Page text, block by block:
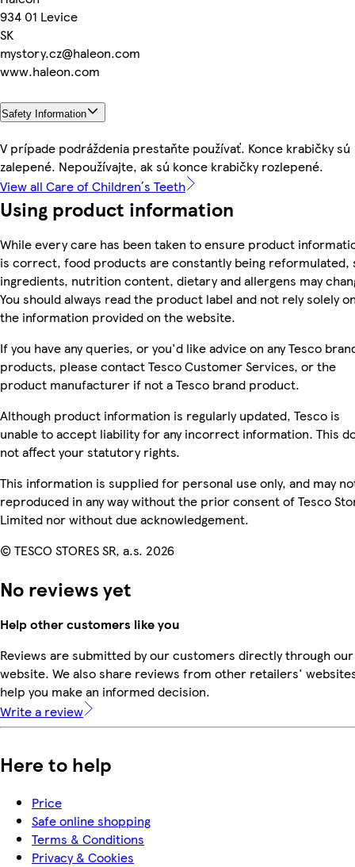
934 01 Levice
SK
mystory.cz@haleon.com
www.haleon.com
Safety Information
V prípade podráždenia prestaňte používať. Konce krabičky sú
zalepené. Nepoužívajte, ak sú konce krabičky rozlepené.
View all Care of Children´s Teeth
Using product information
While every care has been taken to ensure product
is correct, food products are constantly being reformulated,
ingredients, nutrition content, dietary and allergens may
You should always read the product label and not rely solely
the information provided on the website.
If you have any queries, or you'd like advice on any Tesco
products, please contact Tesco Customer Services, or the
product manufacturer if not a Tesco brand product.
Although product information is regularly updated, Tesco is
unable to accept liability for any incorrect information. This
not affect your statutory rights.
This information is supplied for personal use only, and may
reproduced in any way without the prior consent of Tesco
Limited nor without due acknowledgement.
© TESCO STORES SR, a.s. 2026
No reviews yet
Help other customers like you
Reviews are submitted by our customers directly through our
website. We also share reviews from other retailers'
help you make an informed decision.
Write a review
Here to help
Price
Safe online shopping
Terms & Conditions
Privacy & Cookies